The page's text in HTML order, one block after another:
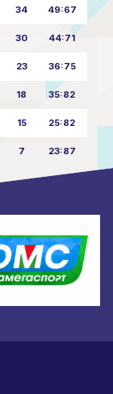
34 49:67
30 44:71
23 36:75
18 35:82
15 25:82
7 23:87